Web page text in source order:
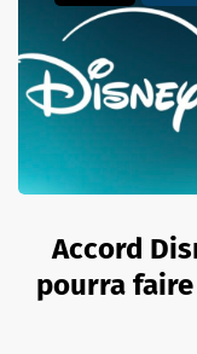
Accord
pourra